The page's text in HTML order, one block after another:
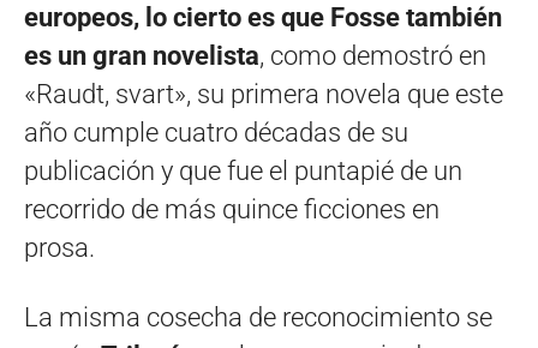
europeos, lo cierto es que Fosse también
es un gran novelista, como demostró en
«Raudt, svart», su primera novela que este
año cumple cuatro décadas de su
publicación y que fue el puntapié de un
recorrido de más quince ficciones en
prosa.
La misma cosecha de reconocimiento se